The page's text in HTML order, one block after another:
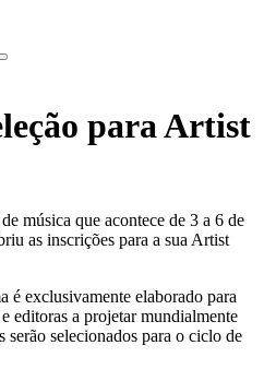
para Artist
música que acontece de 3 a 6 de
as inscrições para a sua Artist
é exclusivamente elaborado para
editoras a projetar mundialmente
serão selecionados para o ciclo de